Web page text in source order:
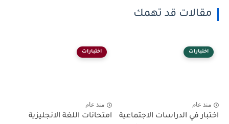
مقالات قد تهمك
اختبارات
منذ عام
اختبار في الدراسات الاجتماعية
اختبارات
منذ عام
امتحانات اللغة الانجليزية